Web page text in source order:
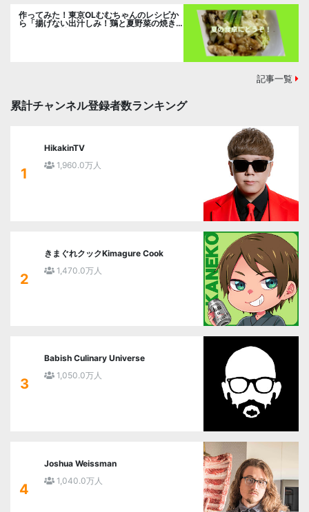
作ってみた！東京OLむむちゃんのレシピか
ら「揚げない出汁しみ！鶏と夏野菜の焼き
記事一覧
累計チャンネル登録者数ランキング
1
HikakinTV
1,960.0万人
2
きまぐれクックKimagure Cook
1,470.0万人
3
Babish Culinary Universe
1,050.0万人
4
Joshua Weissman
1,040.0万人